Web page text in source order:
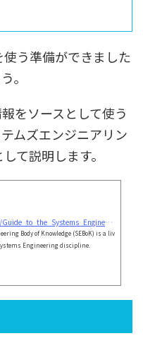
う準備ができました
。
をソースとして使う
ムズエンジニアリン
て説明します。
https://sebokwiki.org/wiki/Guide_to_the_Systems_Engineering_Body_of_Knowledge_(SEBoK)
Body of Knowledge (SEBoK) is a liv
Engineering discipline.